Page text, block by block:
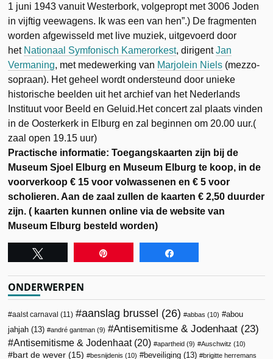
1 juni 1943 vanuit Westerbork, volgepropt met 3006 Joden
in vijftig veewagens. Ik was een van hen”.) De fragmenten
worden afgewisseld met live muziek, uitgevoerd door
het Nationaal Symfonisch Kamerorkest, dirigentJan
Vermaning, met medewerking van Marjolein Niels (mezzo-
sopraan). Het geheel wordt ondersteund door unieke
historische beelden uit het archief van het Nederlands
Instituut voor Beeld en Geluid.Het concert zal plaats vinden
in de Oosterkerk in Elburg en zal beginnen om 20.00 uur.(
zaal open 19.15 uur)
Practische informatie: Toegangskaarten zijn bij de
Museum Sjoel Elburg en Museum Elburg te koop, in de
voorverkoop € 15 voor volwassenen en € 5 voor
scholieren. Aan de zaal zullen de kaarten € 2,50 duurder
zijn. ( kaarten kunnen online via de website van
Museum Elburg besteld worden)
ONDERWERPEN
aalst carnaval (11) aanslag brussel (26) abbas (10)
abou
jahjah (13) andré gantman (9) Antisemitisme & Jodenhaat (23)
Antisemitisme & Jodenhaat(20) apartheid (9) Auschwitz (10)
bart de wever (15) besnijdenis (10) beveiliging (13)
brigitte herremans